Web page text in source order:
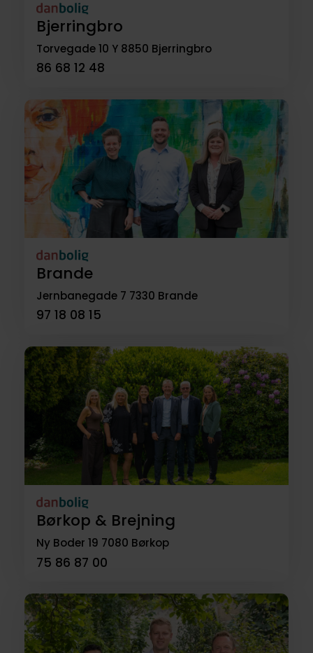
Bjerringbro
Torvegade 10 Y 8850 Bjerringbro
86 68 12 48
Brande
Jernbanegade 7 7330 Brande
97 18 08 15
Børkop & Brejning
Ny Boder 19 7080 Børkop
75 86 87 00